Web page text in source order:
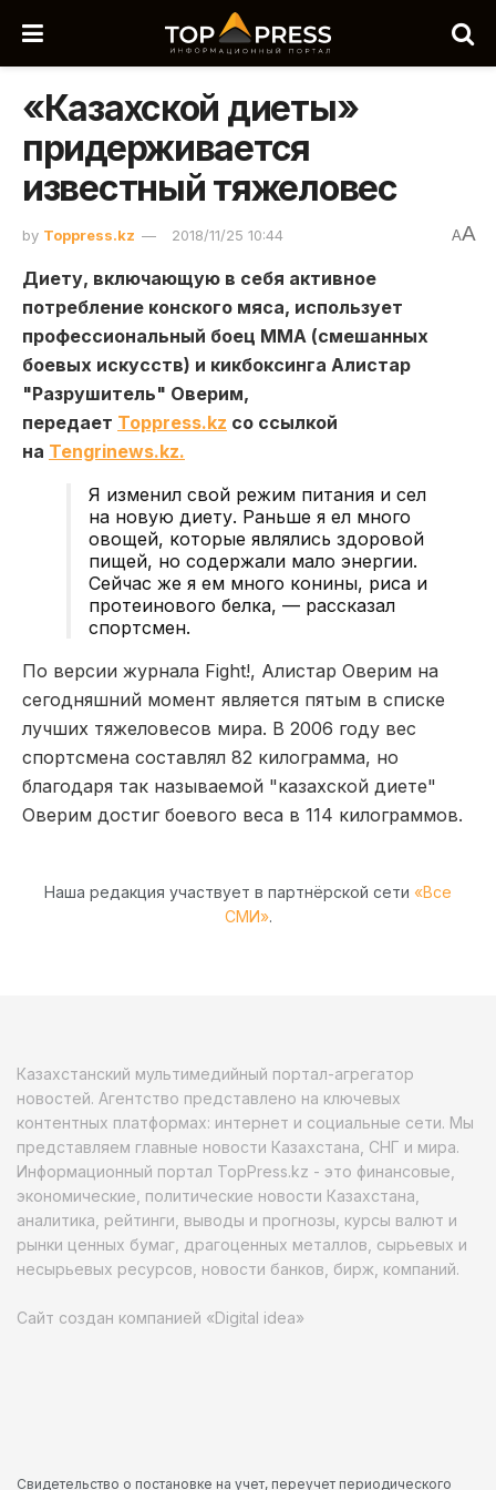
«Казахской диеты»
придерживается
известный тяжеловес
by Toppress.kz 2018/11/25 10:44 AA
Диету, включающую в себя активное
потребление конского мяса, использует
профессиональный боец MMA (смешанных
боевых искусств) и кикбоксинга Алистар
"Разрушитель" Оверим,
передает Toppress.kz со ссылкой
на Tengrinews.kz.
Я изменил свой режим питания и сел
на новую диету. Раньше я ел много
овощей, которые являлись здоровой
пищей, но содержали мало энергии.
Сейчас же я ем много конины, риса и
протеинового белка, — рассказал
спортсмен.
По версии журнала Fight!, Алистар Оверим на
сегодняшний момент является пятым в списке
лучших тяжеловесов мира. В 2006 году вес
спортсмена составлял 82 килограмма, но
благодаря так называемой "казахской диете"
Оверим достиг боевого веса в 114 килограммов.
Наша редакция участвует в партнёрской сети «Все
СМИ».
Казахстанский мультимедийный портал-агрегатор
новостей. Агентство представлено на ключевых
контентных платформах: интернет и социальные сети. Мы
представляем главные новости Казахстана, СНГ и мира.
Информационный портал TopPress.kz - это финансовые,
экономические, политические новости Казахстана,
аналитика, рейтинги, выводы и прогнозы, курсы валют и
рынки ценных бумаг, драгоценных металлов, сырьевых и
несырьевых ресурсов, новости банков, бирж, компаний.
Сайт создан компанией «Digital idea»
Свидетельство о постановке на учет, переучет периодического